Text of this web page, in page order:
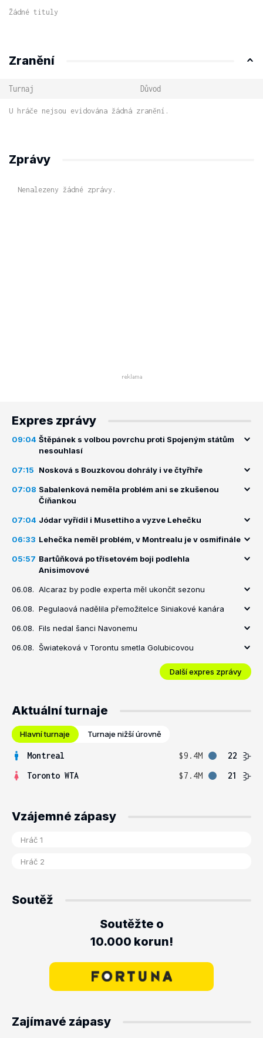
Žádné tituly
Zranění
Turnaj Důvod
U hráče nejsou evidována žádná zranění.
Zprávy
Nenalezeny žádné zprávy.
Expres zprávy
09:04 Štěpánek s volbou povrchu proti Spojeným státům
nesouhlasí
07:15 Nosková s Bouzkovou dohrály i ve čtyřhře
07:08 Sabalenková neměla problém ani se zkušenou
Číňankou
07:04 Jódar vyřídil i Musettiho a vyzve Lehečku
06:33 Lehečka neměl problém, v Montrealu je v osmifinále
05:57 Bartůňková po třísetovém boji podlehla
Anisimovové
06.08. Alcaraz by podle experta měl ukončit sezonu
06.08. Pegulaová nadělila přemožitelce Siniakové kanára
06.08. Fils nedal šanci Navonemu
06.08. Šwiateková v Torontu smetla Golubicovou
Další expres zprávy
Aktuální turnaje
Hlavní turnaje Turnaje nižší úrovně
Montreal $9.4M
22
Toronto WTA
$7.4M 21
Vzájemné zápasy
Soutěž
Soutěžte o
10.000 korun!
Zajímavé zápasy